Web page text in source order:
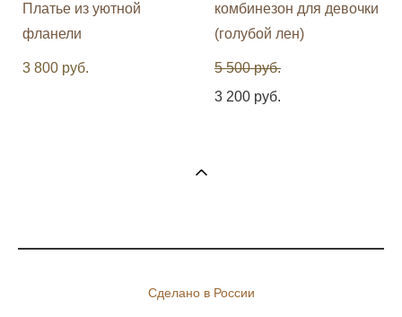
Платье из уютной
фланели
3 800 pуб.
комбинезон для девочки
(голубой лен)
5 500 pуб.
3 200 pуб.
Сделано в России